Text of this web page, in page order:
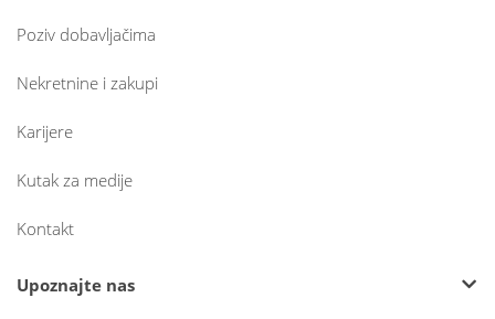
Poziv dobavljačima
Nekretnine i zakupi
Karijere
Kutak za medije
Kontakt
Upoznajte nas